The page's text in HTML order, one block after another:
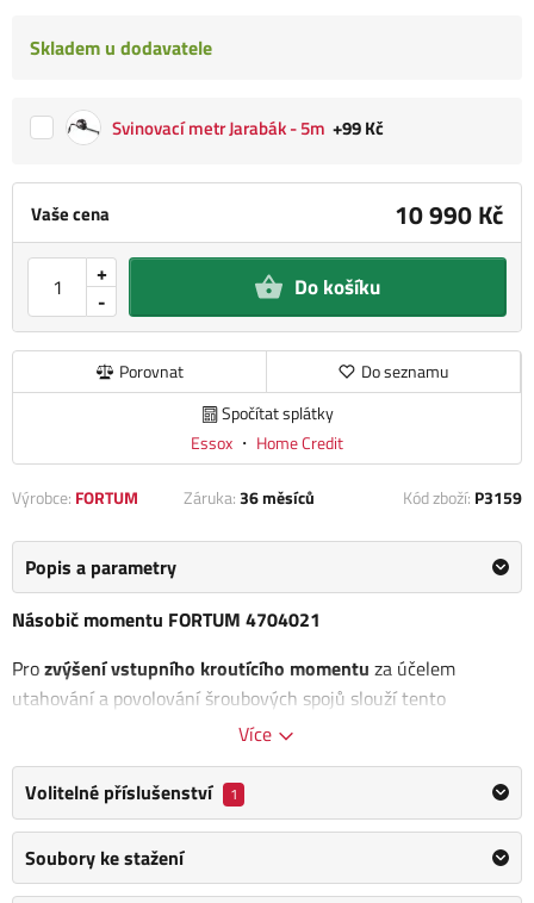
Vaše cena 10 990 Kč
-
+ Do košíku
Porovnat
Do seznamu
Spočítat splátky
Essox ・ Home Credit
Skladem u dodavatele
Svinovací metr Jarabák - 5m +99 Kč
Výrobce: FORTUM Záruka:36 měsíců Kód zboží: P3159
Popis a parametry
Násobič momentu FORTUM 4704021
Prozvýšení vstupního kroutícího momentu za účelem
utahování a povolování šroubových spojů slouží tento
profesionální násobič kroutícího momentu FORTUM 4704021.
Součástí jepřímá reakční tyč pro zapření o podložku a
pravoúhlá reakční tyčpro použití se záběrovým adaptérem při
povolování a utahování matic kol automobilů.
Počet v sadě: 5 ks
Více
Volitelné příslušenství 1
Soubory ke stažení